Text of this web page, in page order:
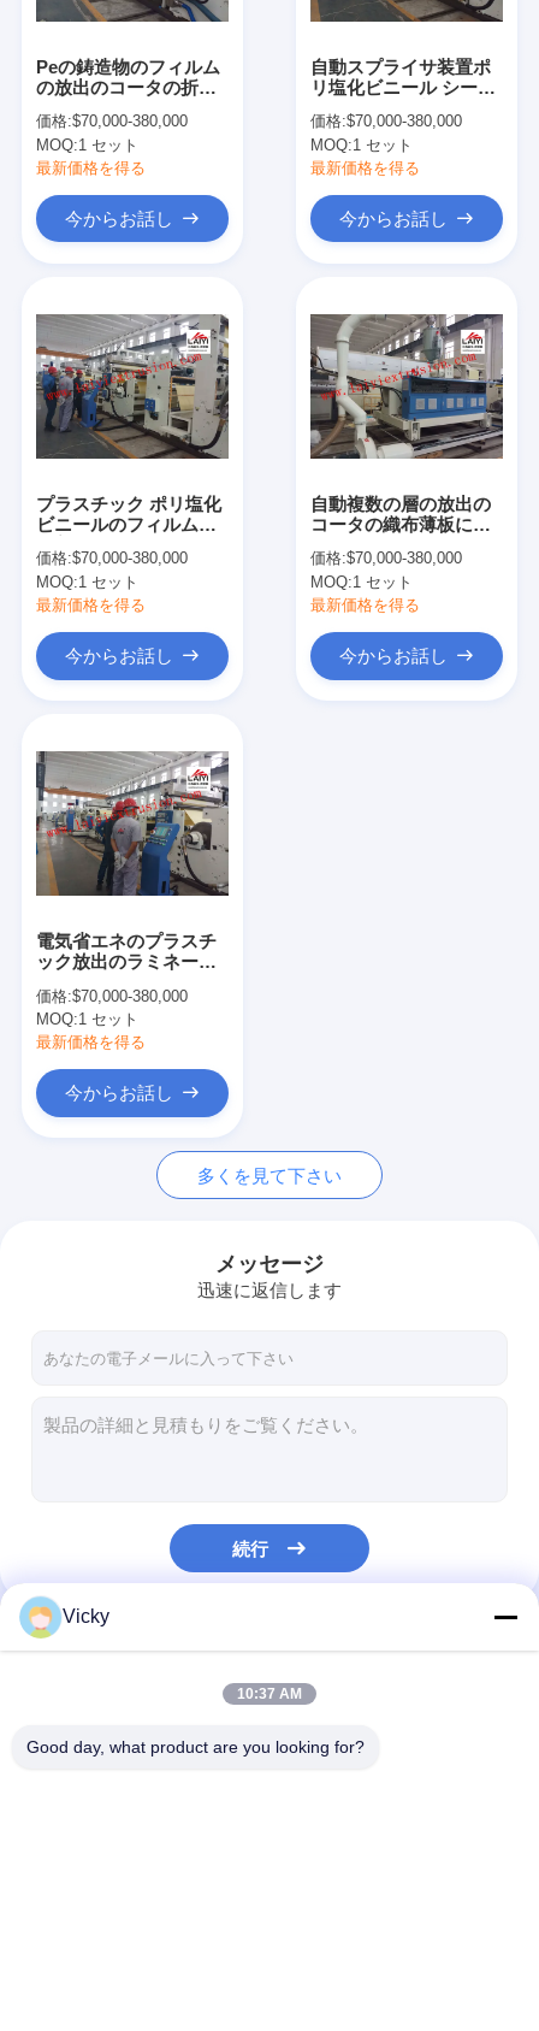
製品
私達について
工場旅行
ニュース
放出のコーティングのラミネーション機械
放出の薄板になる機械
フィルムの薄板になる機械
プラスチック ラミネーション機械
放出のコータ
紙のコーティング マシン
倍は薄板になる機械味方しました
溶解によって吹かれる生地機械
Peの鋳造物のフィルム
の放出のコータの折る
100mm/LD 115mm
価格:$70,000-380,000
MOQ:1 セット
最新価格を得る
今からお話し
自動スプライサ装置ポ
リ塩化ビニール シート
ムの紙加工機械
価格:$70,000-380,000
MOQ:1 セット
最新価格を得る
今からお話し
プラスチック ポリ塩化
ビニールのフィルムの
トの放出のPeのラミネ
ーション機械
価格:$70,000-380,000
MOQ:1 セット
最新価格を得る
今からお話し
自動複数の層の放出の
コータの織布薄板にな
価格:$70,000-380,000
MOQ:1 セット
最新価格を得る
今からお話し
電気省エネのプラスチ
ック放出のラミネーシ
価格:$70,000-380,000
MOQ:1 セット
最新価格を得る
今からお話し
多くを見て下さい
メッセージ
迅速に返信します
続行
私たちのカテゴリー
Vicky
10:37 AM
Good day, what product are you looking for?